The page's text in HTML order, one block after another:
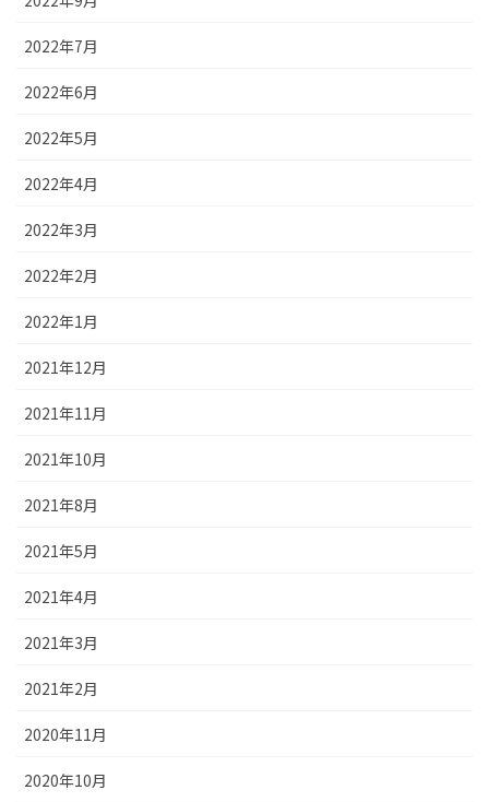
2022年7月
2022年6月
2022年5月
2022年4月
2022年3月
2022年2月
2022年1月
2021年12月
2021年11月
2021年10月
2021年8月
2021年5月
2021年4月
2021年3月
2021年2月
2020年11月
2020年10月